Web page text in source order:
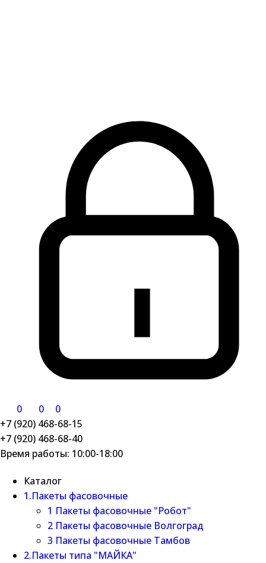
0 0
0
+7 (920) 468-68-15
+7 (920) 468-68-40
Время работы: 10:00-18:00
Каталог
1.Пакеты фасовочные
1 Пакеты фасовочные "Робот"
2 Пакеты фасовочные Волгоград
3 Пакеты фасовочные Тамбов
2.Пакеты типа "МАЙКА"